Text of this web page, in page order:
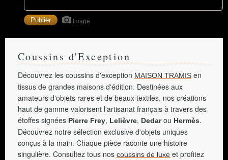
Image
Coussins d'Exception
Découvrez les coussins d'exception MAISON TRAMIS en
tissus de grandes maisons d'édition. Destinées aux
amateurs d'objets rares et de beaux textiles, nos créations
haut de gamme valorisent l'artisanat français à travers des
étoffes signées Pierre Frey, Lelièvre, Dedarou Hermès.
Découvrez notre sélection exclusive d'objets uniques
conçus à la main. Chaque pièce raconte une histoire
singulière. Consultez tous nos coussins de luxe et profitez